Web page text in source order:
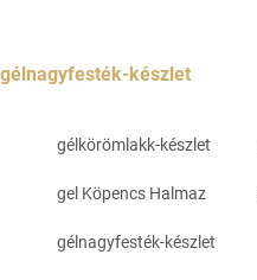
gélnagyfesték-készlet
gélkörömlakk-készlet
gel Köpencs Halmaz
gélnagyfesték-készlet